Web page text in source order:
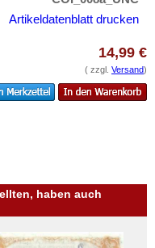
Artikeldatenblatt drucken
14,99 €
( zzgl. Versand)
haben auch